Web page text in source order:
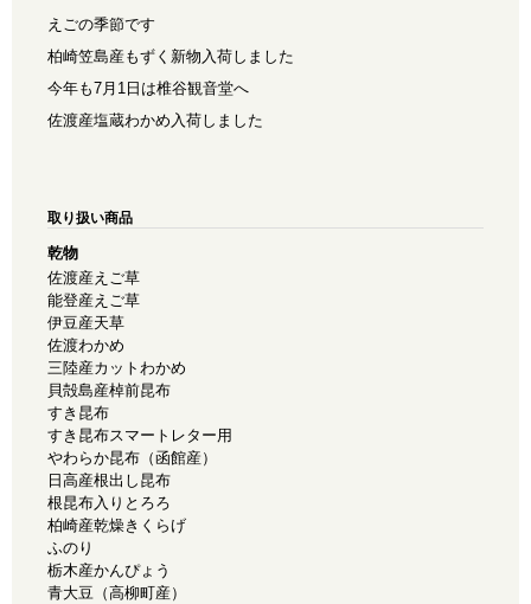
えごの季節です
柏崎笠島産もずく新物入荷しました
今年も7月1日は椎谷観音堂へ
佐渡産塩蔵わかめ入荷しました
取り扱い商品
乾物
佐渡産えご草
能登産えご草
伊豆産天草
佐渡わかめ
三陸産カットわかめ
貝殻島産棹前昆布
すき昆布
すき昆布スマートレター用
やわらか昆布（函館産）
日高産根出し昆布
根昆布入りとろろ
柏崎産乾燥きくらげ
ふのり
栃木産かんぴょう
青大豆（高柳町産）